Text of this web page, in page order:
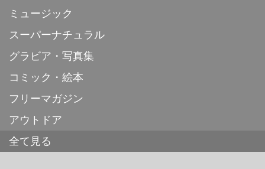
ミュージック
スーパーナチュラル
グラビア・写真集
コミック・絵本
フリーマガジン
アウトドア
全て見る